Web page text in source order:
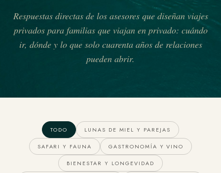
Respuestas directas de los asesores que diseñan viajes
privados para familias que viajan en privado: cuándo
ir, dónde y lo que solo cuarenta años de relaciones
pueden abrir.
TODO LUNAS DE MIEL Y PAREJAS
SAFARI Y FAUNA GASTRONOMÍA Y VINO
BIENESTAR Y LONGEVIDAD